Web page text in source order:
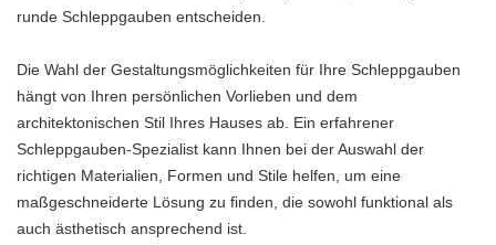
runde Schleppgauben entscheiden.
Die Wahl der Gestaltungsmöglichkeiten für Ihre Schleppgauben
hängt von Ihren persönlichen Vorlieben und dem
architektonischen Stil Ihres Hauses ab. Ein erfahrener
Schleppgauben-Spezialist kann Ihnen bei der Auswahl der
richtigen Materialien, Formen und Stile helfen, um eine
maßgeschneiderte Lösung zu finden, die sowohl funktional als
auch ästhetisch ansprechend ist.